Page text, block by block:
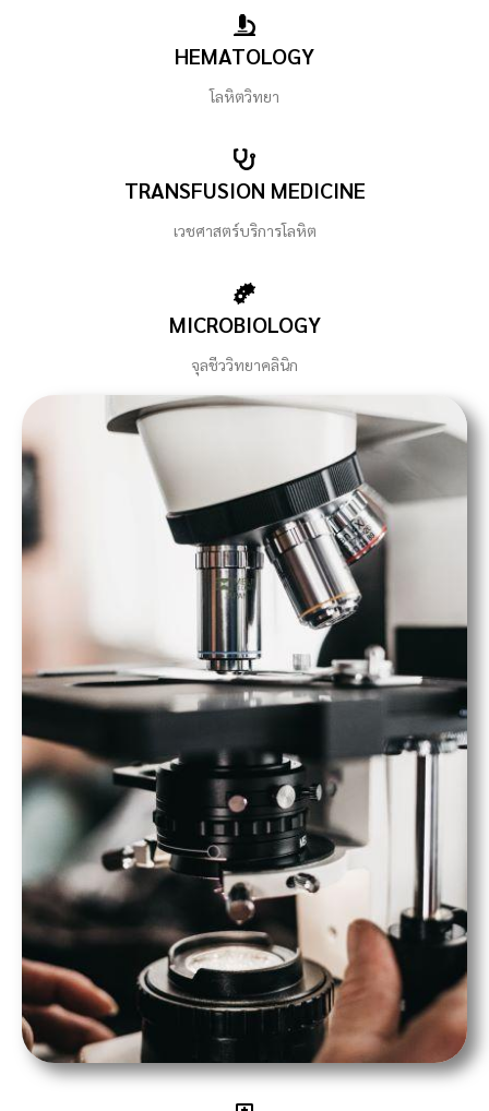
HEMATOLOGY
โลหิตวิทยา
TRANSFUSION MEDICINE
เวชศาสตร์บริการโลหิต
MICROBIOLOGY
จุลชีววิทยาคลินิก